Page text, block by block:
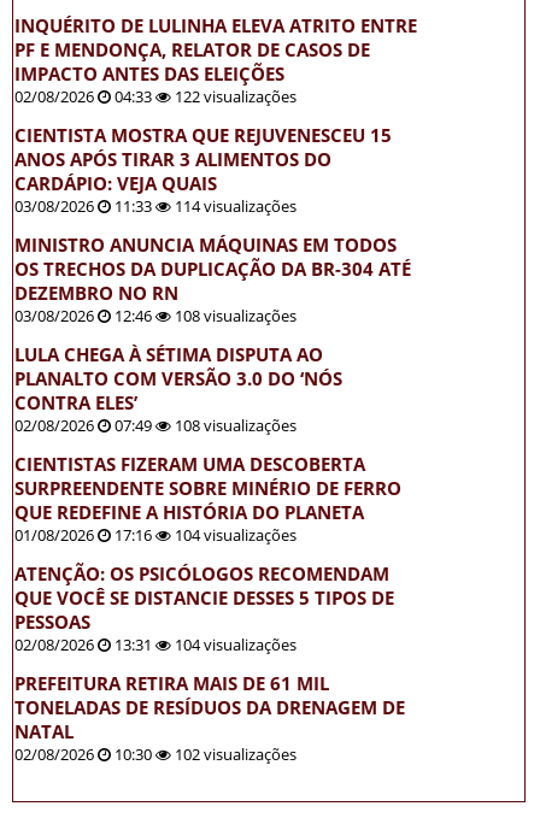
INQUÉRITO DE LULINHA ELEVA ATRITO ENTRE
PF E MENDONÇA, RELATOR DE CASOS DE
IMPACTO ANTES DAS ELEIÇÕES
02/08/2026 04:33 122 visualizações
CIENTISTA MOSTRA QUE REJUVENESCEU 15
ANOS APÓS TIRAR 3 ALIMENTOS DO
CARDÁPIO: VEJA QUAIS
03/08/2026 11:33 114 visualizações
MINISTRO ANUNCIA MÁQUINAS EM TODOS
OS TRECHOS DA DUPLICAÇÃO DA BR-304 ATÉ
DEZEMBRO NO RN
03/08/2026 12:46 108 visualizações
LULA CHEGA À SÉTIMA DISPUTA AO
PLANALTO COM VERSÃO 3.0 DO ‘NÓS
CONTRA ELES’
02/08/2026 07:49 108 visualizações
CIENTISTAS FIZERAM UMA DESCOBERTA
SURPREENDENTE SOBRE MINÉRIO DE FERRO
QUE REDEFINE A HISTÓRIA DO PLANETA
01/08/2026 17:16 104 visualizações
ATENÇÃO: OS PSICÓLOGOS RECOMENDAM
QUE VOCÊ SE DISTANCIE DESSES 5 TIPOS DE
PESSOAS
02/08/2026 13:31 104 visualizações
PREFEITURA RETIRA MAIS DE 61 MIL
TONELADAS DE RESÍDUOS DA DRENAGEM DE
NATAL
02/08/2026 10:30 102 visualizações